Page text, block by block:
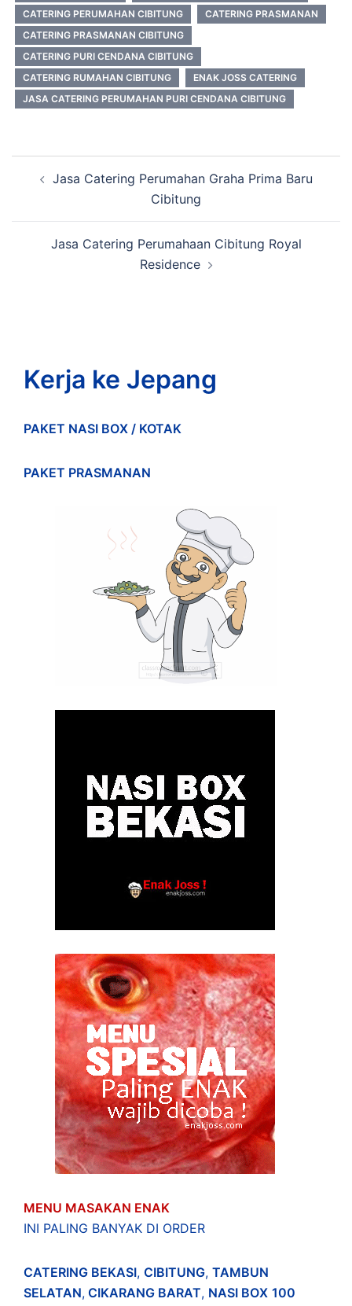
CATERING PERUMAHAN CIBITUNG
CATERING PRASMANAN
CATERING PRASMANAN CIBITUNG
CATERING PURI CENDANA CIBITUNG
CATERING RUMAHAN CIBITUNG
ENAK JOSS CATERING
JASA CATERING PERUMAHAN PURI CENDANA CIBITUNG
navigation
Jasa Catering Perumahan Graha Prima Baru
Cibitung
Jasa Catering Perumahaan Cibitung Royal
Residence
Kerja ke Jepang
PAKET NASI BOX / KOTAK
PAKET PRASMANAN
MENU MASAKAN ENAK
INI PALING BANYAK DI ORDER
CATERING BEKASI, CIBITUNG, TAMBUN
SELATAN, CIKARANG BARAT, NASI BOX 100